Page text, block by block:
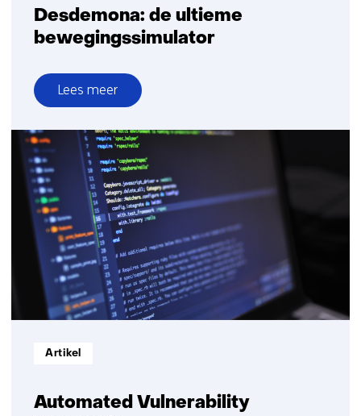
Desdemona: de ultieme
bewegingssimulator
Lees meer
over
Desdemona:
ultieme
bewegingssimulator
Automated Vulnerability
Informatietype:
Artikel